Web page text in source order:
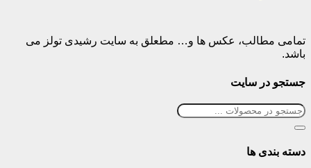
تمامی مطالب، عکس ها و… مطعلق به سایت رشیدی تولز می
باشد.
جستجو در سایت
دسته بندی ها